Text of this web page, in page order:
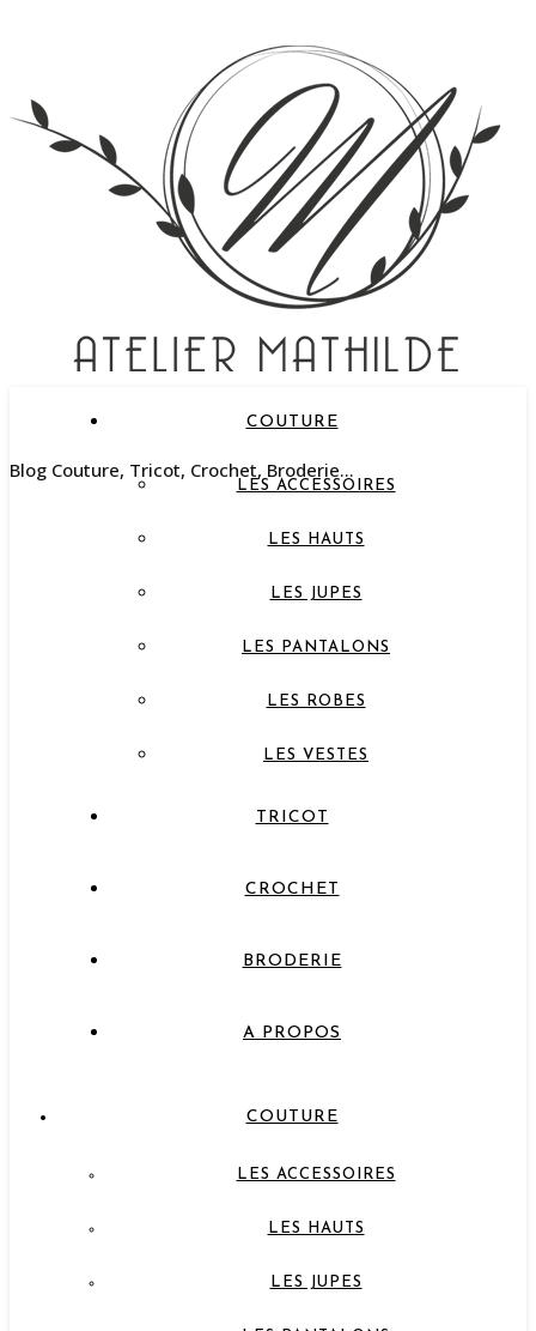
Blog Couture, Tricot, Crochet, Broderie…
COUTURE
LES ACCESSOIRES
LES HAUTS
LES JUPES
LES PANTALONS
LES ROBES
LES VESTES
TRICOT
CROCHET
BRODERIE
A PROPOS
COUTURE
LES ACCESSOIRES
LES HAUTS
LES JUPES